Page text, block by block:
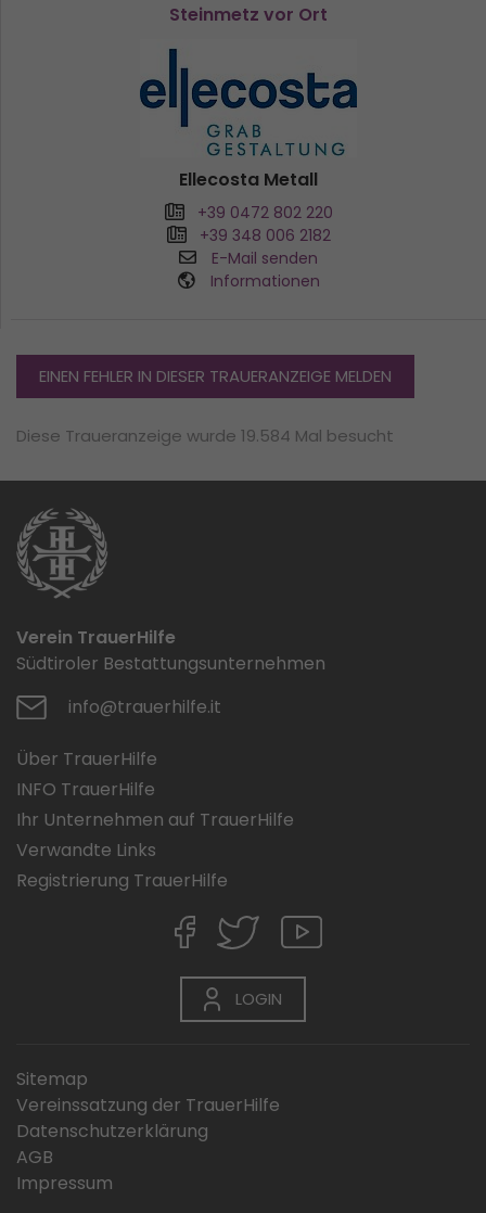
Steinmetz vor Ort
Ellecosta Metall
+39 0472 802 220
+39 348 006 2182
E-Mail senden
Informationen
EINEN FEHLER IN DIESER TRAUERANZEIGE MELDEN
Diese Traueranzeige wurde 19.584 Mal besucht
Verein TrauerHilfe
Südtiroler Bestattungsunternehmen
info@trauerhilfe.it
Über TrauerHilfe
INFO TrauerHilfe
Ihr Unternehmen auf TrauerHilfe
Verwandte Links
Registrierung TrauerHilfe
LOGIN
Sitemap
Vereinssatzung der TrauerHilfe
Datenschutzerklärung
AGB
Impressum